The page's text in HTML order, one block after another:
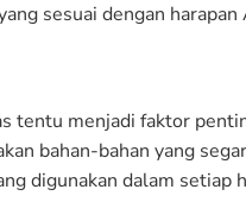
sesuai dengan harapan
tentu menjadi faktor
bahan-bahan yang
digunakan dalam setiap